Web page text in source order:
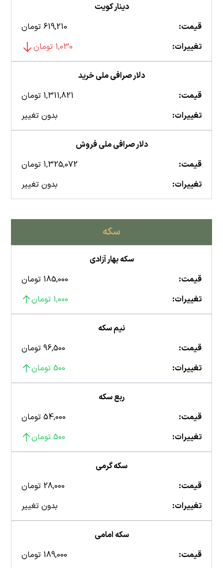
دینار کویت
قیمت:
619,210 تومان
تغییرات:
1,030 تومان
دلار صرافی ملی خرید
قیمت:
1,311,821 تومان
تغییرات:
بدون تغییر
دلار صرافی ملی فروش
قیمت:
1,325,072 تومان
تغییرات:
بدون تغییر
سکه
سکه بهار آزادی
قیمت:
185,000 تومان
تغییرات:
1,000 تومان
نیم سکه
قیمت:
96,500 تومان
تغییرات:
500 تومان
ربع سکه
قیمت:
54,000 تومان
تغییرات:
500 تومان
سکه گرمی
قیمت:
28,000 تومان
تغییرات:
بدون تغییر
سکه امامی
قیمت:
189,000 تومان